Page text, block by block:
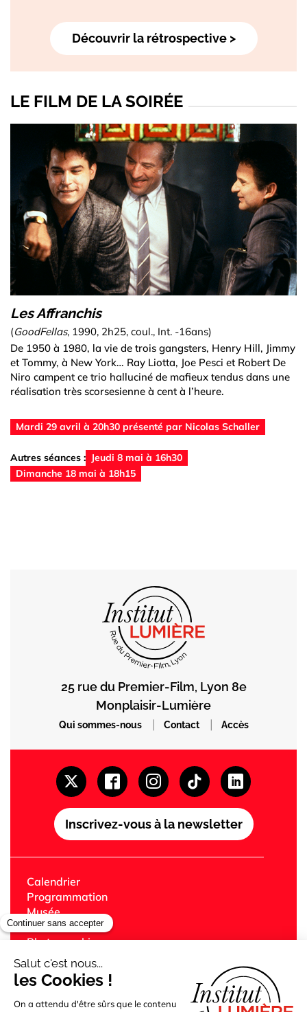
Découvrir la rétrospective >
LE FILM DE LA SOIRÉE
Les Affranchis
(GoodFellas, 1990, 2h25, coul., Int. -16ans)
De 1950 à 1980, la vie de trois gangsters, Henry Hill, Jimmy
et Tommy, à New York… Ray Liotta, Joe Pesci et Robert De
Niro campent ce trio halluciné de mafieux tendus dans une
réalisation très scorsesienne à cent à l’heure.
Mardi 29 avril à 20h30 présenté par Nicolas Schaller
Autres séances : Jeudi 8 mai à 16h30
Dimanche 18 mai à 18h15
25 rue du Premier-Film, Lyon 8e
Monplaisir-Lumière
Qui sommes-nous | Contact | Accès
Inscrivez-vous à la newsletter
Calendrier
Programmation
Musée
Festival Lumière
Photographie
Librairie
Café
Cinémas Lumière
Édition